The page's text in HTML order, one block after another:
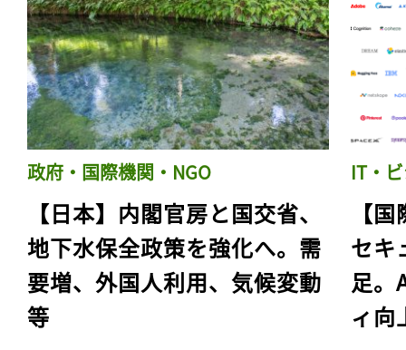
政府・国際機関・NGO
【日本】内閣官房と国交省、
地下水保全政策を強化へ。需
要増、外国人利用、気候変動
等
IT・
【
セキ
足。
ィ向